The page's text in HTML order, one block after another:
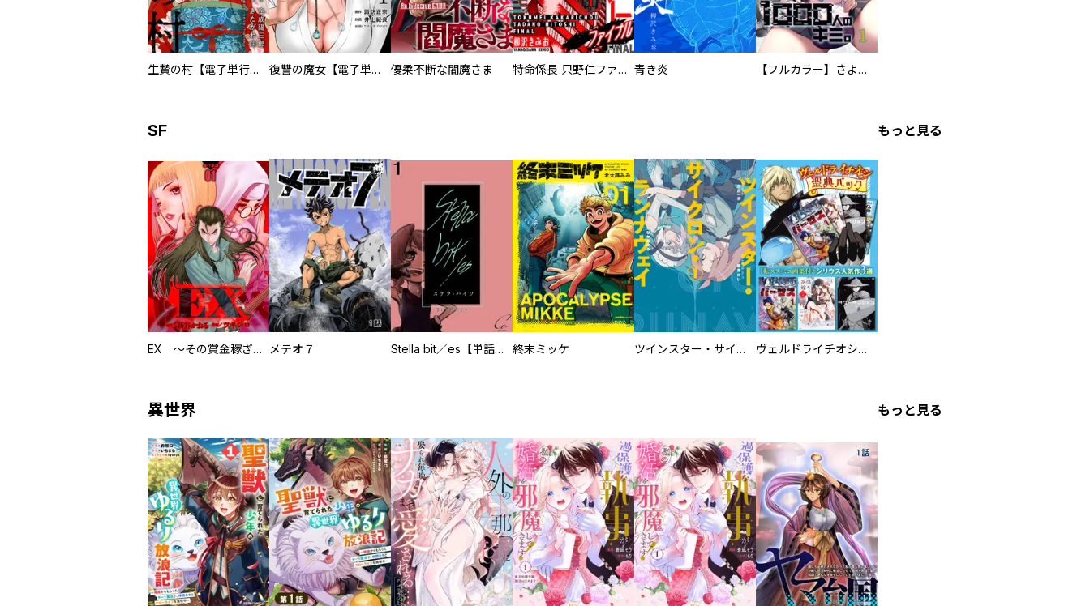
生贄の村【電子単行本版】 復讐の魔女【電子単行本版】 優柔不断な閻魔さま 特命係長 只野仁ファイナル 愛蔵版 青き炎 【フルカラー】さよなら、私の大好きな１０００人のキミ。
SF もっと見る
EX ～その賞金稼ぎは、世界の出口を探す～【単行本版】 メテオ７ Stella bit／es【単話版】 終末ミッケ ツインスター・サイクロン・ランナウェイ ヴェルドライチオシ聖典パック 『転スラ』ミニ画集付き シリウス人気作３選
異世界 もっと見る